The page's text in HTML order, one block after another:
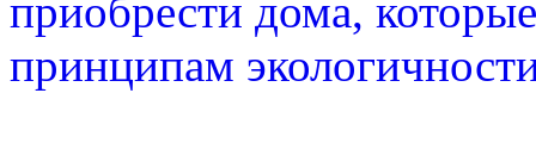
приобрести дома,
принципам